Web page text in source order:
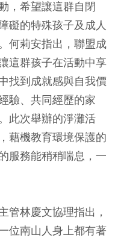
，希望讓這群自閉
礙的特殊孩子及成人
何莉安指出，聯盟成
這群孩子在活動中享
找到成就感與自我價
驗、共同經歷的家
此次舉辦的淨灘活
藉機教育環境保護的
服務能稍稍喘息，一
管林慶文協理指出，
位南山人身上都有著